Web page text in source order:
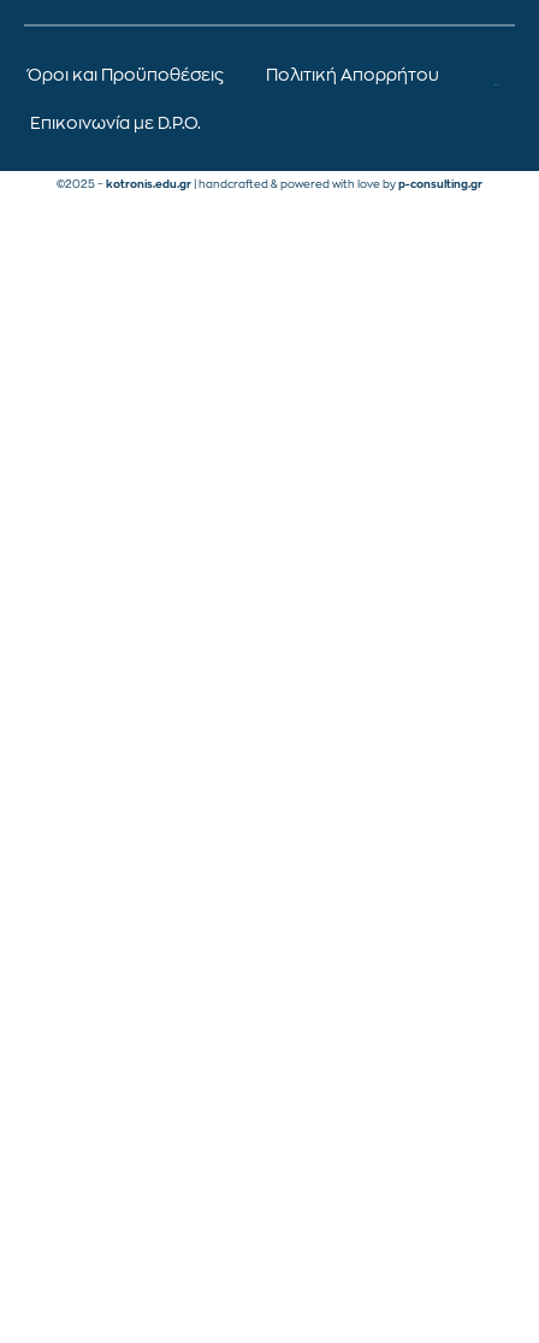
Όροι και Προϋποθέσεις Πολιτική Απορρήτου
Επικοινωνία με D.P.O.
©2025 – kotronis.edu.gr | handcrafted & powered with love by p-consulting.gr